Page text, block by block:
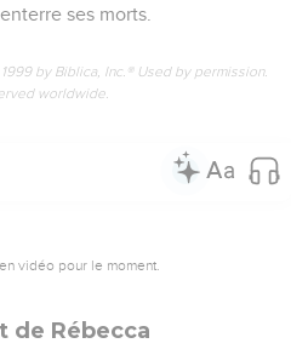
ses morts.
by Biblica, Inc.® Used by permission.
worldwide.
vidéo pour le moment.
de Rébecca